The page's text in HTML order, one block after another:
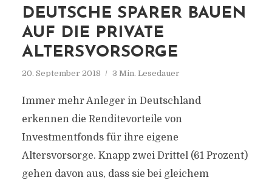
DEUTSCHE SPARER BAUEN
AUF DIE PRIVATE
ALTERSVORSORGE
20. September 2018 3 Min. Lesedauer
Immer mehr Anleger in Deutschland
erkennen die Renditevorteile von
Investmentfonds für ihre eigene
Altersvorsorge. Knapp zwei Drittel (61 Prozent)
gehen davon aus, dass sie bei gleichem